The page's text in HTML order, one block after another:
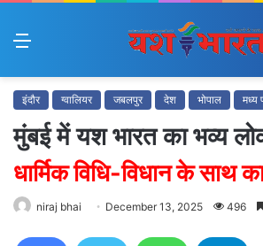
Menu
इंदौर ग्वालियर जबलपुर देश भोपाल मध्य
मुंबई में यश भारत का भव्य
धार्मिक विधि-विधान के साथ
niraj bhai December 13, 2025 496